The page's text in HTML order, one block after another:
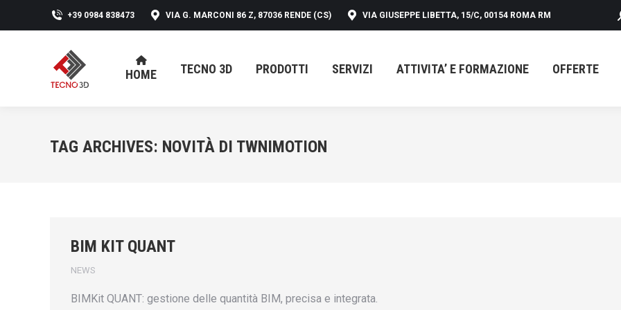
+39 0984 838473 VIA G. MARCONI 86 Z, 87036 RENDE (CS) VIA GIUSEPPE LIBETTA, 15/C, 00154 ROMA RM
HOME TECNO 3D PRODOTTI SERVIZI ATTIVITA’ E FORMAZIONE OFFERTE
TAG ARCHIVES: NOVITÀ DI TWNIMOTION
BIM KIT QUANT
NEWS
BIMKit QUANT: gestione delle quantità BIM, precisa e integrata.
HOME SERVIZI